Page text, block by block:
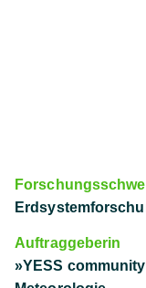
Auftraggeberin
»YESS